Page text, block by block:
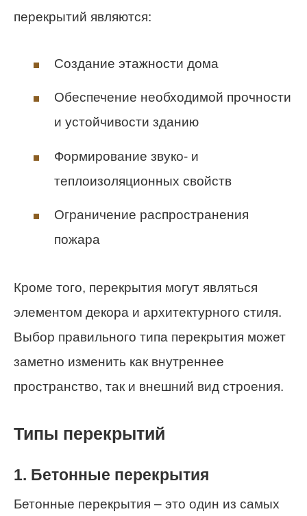
перекрытий являются:
Создание этажности дома
Обеспечение необходимой прочности
и устойчивости зданию
Формирование звуко- и
теплоизоляционных свойств
Ограничение распространения
пожара
Кроме того, перекрытия могут являться
элементом декора и архитектурного стиля.
Выбор правильного типа перекрытия может
заметно изменить как внутреннее
пространство, так и внешний вид строения.
Типы перекрытий
1. Бетонные перекрытия
Бетонные перекрытия – это один из самых